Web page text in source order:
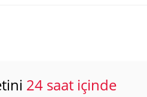
24 saat içinde